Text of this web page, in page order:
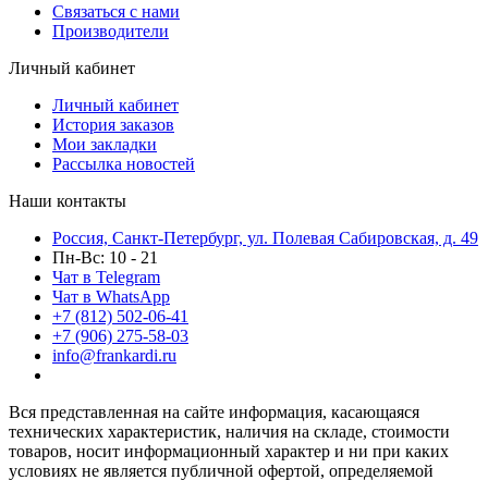
Связаться с нами
Производители
Личный кабинет
Личный кабинет
История заказов
Мои закладки
Рассылка новостей
Наши контакты
Россия, Санкт-Петербург, ул. Полевая Сабировская, д. 49
Пн-Вс: 10 - 21
Чат в Telegram
Чат в WhatsApp
+7 (812) 502-06-41
+7 (906) 275-58-03
info@frankardi.ru
Вся представленная на сайте информация, касающаяся
технических характеристик, наличия на складе, стоимости
товаров, носит информационный характер и ни при каких
условиях не является публичной офертой, определяемой